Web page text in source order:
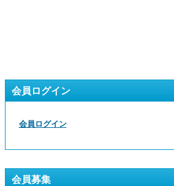
会員ログイン
会員ログイン
会員募集